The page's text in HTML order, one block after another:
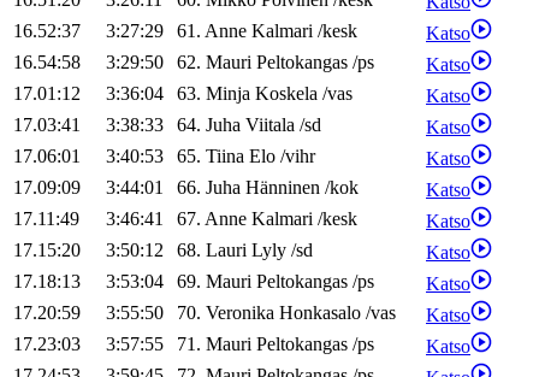
16.52:37
3:27:29 61. Anne Kalmari /kesk
Katso
16.54:58
3:29:50 62. Mauri Peltokangas /ps
Katso
17.01:12
3:36:04 63. Minja Koskela /vas
Katso
17.03:41
3:38:33 64. Juha Viitala /sd
Katso
17.06:01
3:40:53 65. Tiina Elo /vihr
Katso
17.09:09
3:44:01 66. Juha Hänninen /kok
Katso
17.11:49
3:46:41 67. Anne Kalmari /kesk
Katso
17.15:20
3:50:12 68. Lauri Lyly /sd
Katso
17.18:13
3:53:04 69. Mauri Peltokangas /ps
Katso
17.20:59
3:55:50 70. Veronika Honkasalo /vas
Katso
17.23:03
3:57:55 71. Mauri Peltokangas /ps
Katso